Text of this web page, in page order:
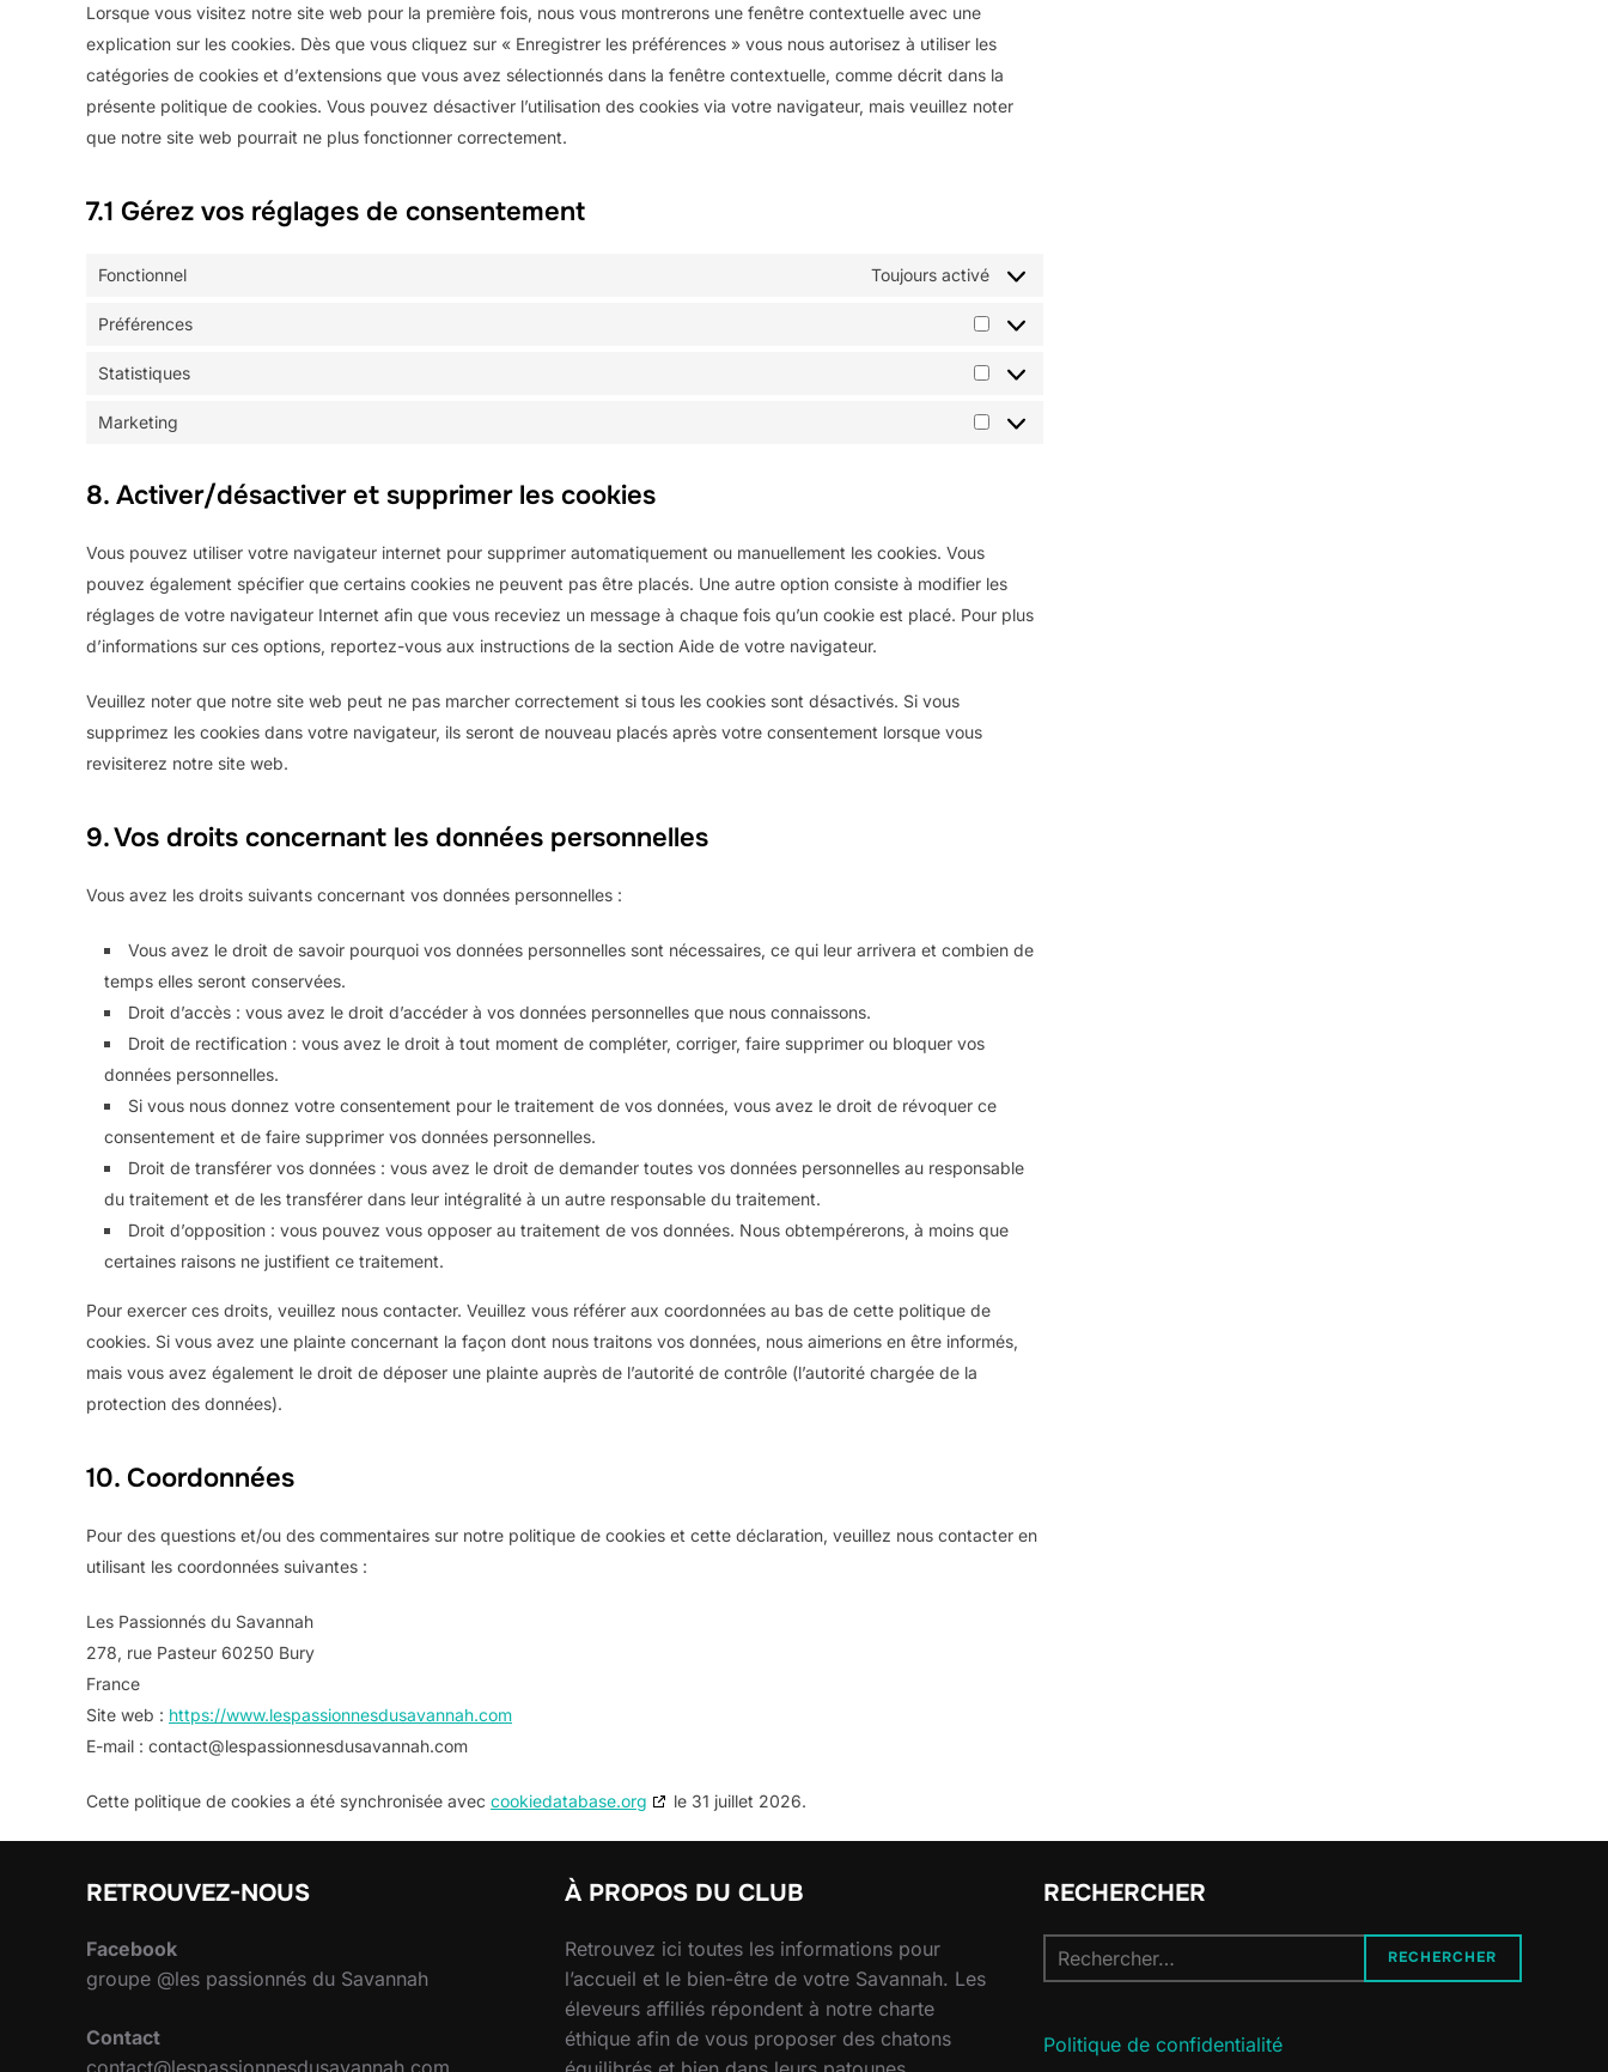
Lorsque vous visitez notre site web pour la première fois, nous vous montrerons une fenêtre contextuelle avec une
explication sur les cookies. Dès que vous cliquez sur « Enregistrer les préférences » vous nous autorisez à utiliser les
catégories de cookies et d’extensions que vous avez sélectionnés dans la fenêtre contextuelle, comme décrit dans la
présente politique de cookies. Vous pouvez désactiver l’utilisation des cookies via votre navigateur, mais veuillez noter
que notre site web pourrait ne plus fonctionner correctement.
7.1 Gérez vos réglages de consentement
Fonctionnel Toujours activé
Préférences
Préférences
Statistiques
Statistiques
Marketing
Marketing
8. Activer/désactiver et supprimer les cookies
Vous pouvez utiliser votre navigateur internet pour supprimer automatiquement ou manuellement les cookies. Vous
pouvez également spécifier que certains cookies ne peuvent pas être placés. Une autre option consiste à modifier les
réglages de votre navigateur Internet afin que vous receviez un message à chaque fois qu’un cookie est placé. Pour plus
d’informations sur ces options, reportez-vous aux instructions de la section Aide de votre navigateur.
Veuillez noter que notre site web peut ne pas marcher correctement si tous les cookies sont désactivés. Si vous
supprimez les cookies dans votre navigateur, ils seront de nouveau placés après votre consentement lorsque vous
revisiterez notre site web.
9. Vos droits concernant les données personnelles
Vous avez les droits suivants concernant vos données personnelles :
Vous avez le droit de savoir pourquoi vos données personnelles sont nécessaires, ce qui leur arrivera et combien de
temps elles seront conservées.
Droit d’accès : vous avez le droit d’accéder à vos données personnelles que nous connaissons.
Droit de rectification : vous avez le droit à tout moment de compléter, corriger, faire supprimer ou bloquer vos
données personnelles.
Si vous nous donnez votre consentement pour le traitement de vos données, vous avez le droit de révoquer ce
consentement et de faire supprimer vos données personnelles.
Droit de transférer vos données : vous avez le droit de demander toutes vos données personnelles au responsable
du traitement et de les transférer dans leur intégralité à un autre responsable du traitement.
Droit d’opposition : vous pouvez vous opposer au traitement de vos données. Nous obtempérerons, à moins que
certaines raisons ne justifient ce traitement.
Pour exercer ces droits, veuillez nous contacter. Veuillez vous référer aux coordonnées au bas de cette politique de
cookies. Si vous avez une plainte concernant la façon dont nous traitons vos données, nous aimerions en être informés,
mais vous avez également le droit de déposer une plainte auprès de l’autorité de contrôle (l’autorité chargée de la
protection des données).
10. Coordonnées
Pour des questions et/ou des commentaires sur notre politique de cookies et cette déclaration, veuillez nous contacter en
utilisant les coordonnées suivantes :
Les Passionnés du Savannah
278, rue Pasteur 60250 Bury
France
Site web : https://www.lespassionnesdusavannah.com
E-mail : contact@lespassionnesdusavannah.com
Cette politique de cookies a été synchronisée avec cookiedatabase.org le 31 juillet 2026.
RETROUVEZ-NOUS
Facebook
groupe @les passionnés du Savannah
Contact
contact@lespassionnesdusavannah.com
À PROPOS DU CLUB
Retrouvez ici toutes les informations pour
l’accueil et le bien-être de votre Savannah. Les
éleveurs affiliés répondent à notre charte
éthique afin de vous proposer des chatons
RECHERCHER
Recherche
pour :
RECHERCHER
Politique de confidentialité